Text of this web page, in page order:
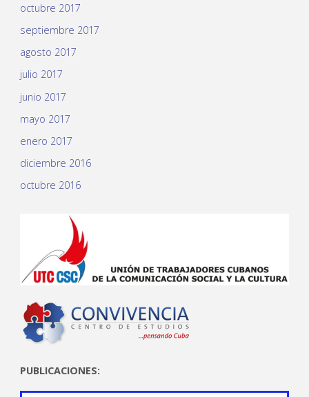
octubre 2017
septiembre 2017
agosto 2017
julio 2017
junio 2017
mayo 2017
enero 2017
diciembre 2016
octubre 2016
PUBLICACIONES: